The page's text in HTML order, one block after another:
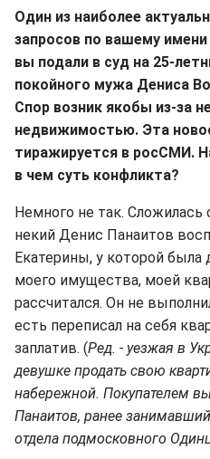
Один из наиболее
запросов по вашему
вы подали в суд на 25-
покойного мужа Дениса
Спор возник якобы из-за
недвижимостью. Эта
тиражируется в росСМИ.
в чем суть конфликта?
Немного не так. Сложилась
некий Денис Панаитов
Екатерины, у которой
моего имущества, моей
рассчитался. Он не
есть переписал на себя
заплатив. (Ред. - уезжая в
девушке продать свою
набережной. Покупателем
Панаитов, ранее
отдела подмосковного